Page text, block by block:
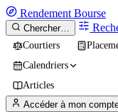
Rendement Bourse
Chercher…
Courtiers
Calendriers
Articles
Accéder à mon